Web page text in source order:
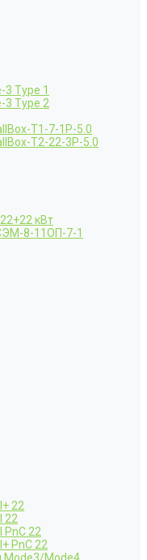
3 Type 1
3 Type 2
Т1-7-1Р-5.0
Т2-22-3Р-5.0
кВт
8-11ОП-7-1
22
22
PnC 22
PnC 22